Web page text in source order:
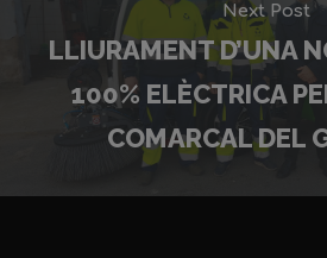
Next Post
LLIURAMENT D’UNA
100% ELÈCTRICA
COMARCAL DEL